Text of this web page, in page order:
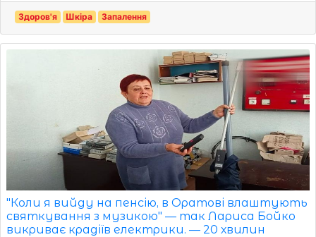
Здоров'я Шкіра Запалення
"Коли я вийду на пенсію, в Оратові влаштують
святкування з музикою" — так Лариса Бойко
викриває крадіїв електрики. — 20 хвилин